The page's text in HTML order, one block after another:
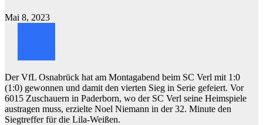
Mai 8, 2023
Der VfL Osnabrück hat am Montagabend beim SC Verl mit 1:0
(1:0) gewonnen und damit den vierten Sieg in Serie gefeiert. Vor
6015 Zuschauern in Paderborn, wo der SC Verl seine Heimspiele
austragen muss, erzielte Noel Niemann in der 32. Minute den
Siegtreffer für die Lila-Weißen.